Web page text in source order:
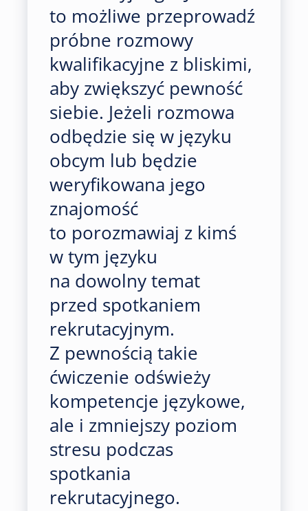
to możliwe przeprowadź
próbne rozmowy
kwalifikacyjne z bliskimi,
aby zwiększyć pewność
siebie. Jeżeli rozmowa
odbędzie się w języku
obcym lub będzie
weryfikowana jego
znajomość
to porozmawiaj z kimś
w tym języku
na dowolny temat
przed spotkaniem
rekrutacyjnym.
Z pewnością takie
ćwiczenie odświeży
kompetencje językowe,
ale i zmniejszy poziom
stresu podczas
spotkania
rekrutacyjnego.